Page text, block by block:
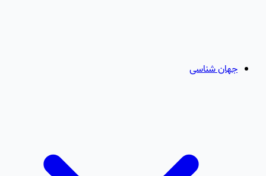
جهان شناسی